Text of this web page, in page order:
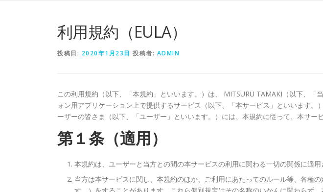
利用規約（EULA）
投稿日: 2020年1月23日 投稿者: ADMIN
この利用規約（以下、「本規約」といいます。）は、 MITSURU TAMAKI（以下、「
ォン用アプリケーション上で提供するサービス（以下、「本サービス」といいます。
ーザーの皆さま（以下、「ユーザー」といいます。）には、本規約に従って、本サー
第１条（適用）
本規約は、ユーザーと当方との間の本サービスの利用に関わる一切の関係に適用
当方は本サービスに関し、本規約のほか、ご利用にあたってのルール等、各種